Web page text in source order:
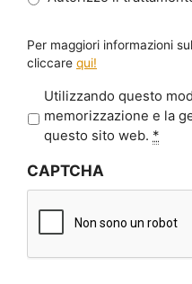
Per maggiori informazioni
cliccare qui!
r
a
c
*
Utilizzando questo
memorizzazione e la
questo sito web. *
CAPTCHA